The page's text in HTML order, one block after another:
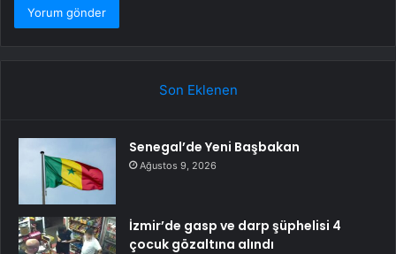
Son Eklenen
Senegal’de Yeni Başbakan
Ağustos 9, 2026
İzmir’de gasp ve darp şüphelisi 4
çocuk gözaltına alındı